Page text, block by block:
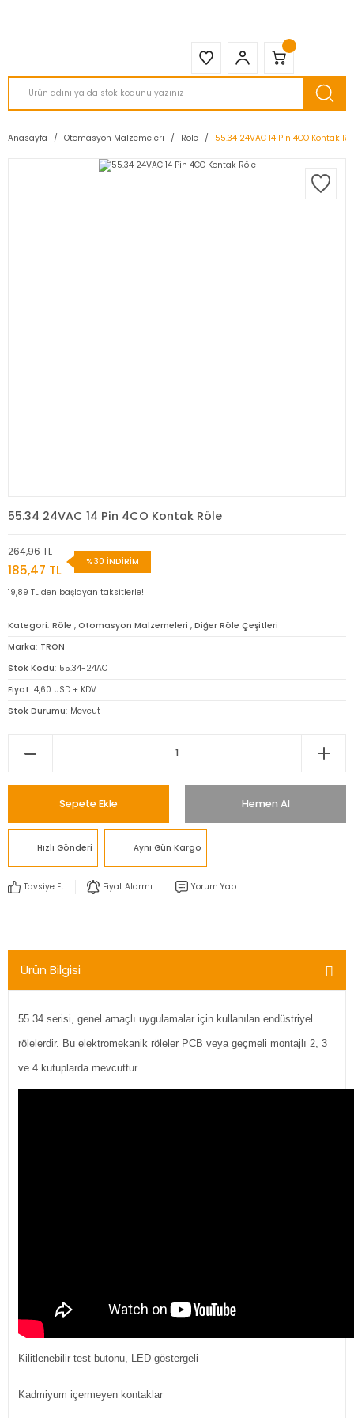
Anasayfa Otomasyon Malzemeleri Röle 55.34 24VAC 14 Pin 4CO Kontak
55.34 24VAC 14 Pin 4CO Kontak Röle
264,96 TL
185,47 TL
%30 İNDİRİM
19,89 TL den başlayan taksitlerle!
Kategori Röle , Otomasyon Malzemeleri , Diğer Röle Çeşitleri
Marka TRON
Stok Kodu 55.34-24AC
Fiyat 4,60 USD + KDV
Stok Durumu Mevcut
Sepete Ekle Hemen Al
Hızlı Gönderi Aynı Gün Kargo
Tavsiye Et Fiyat Alarmı Yorum Yap
Ürün Bilgisi
55.34 serisi, genel amaçlı uygulamalar için kullanılan endüstriyel
rölelerdir. Bu elektromekanik röleler PCB veya geçmeli montajlı 2, 3
ve 4 kutuplarda mevcuttur.
Kilitlenebilir test butonu, LED göstergeli
Kadmiyum içermeyen kontaklar